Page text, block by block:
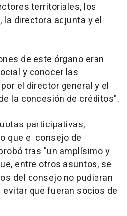
territoriales, los
la directora adjunta y el
de este órgano eran
y conocer las
el director general y el
la concesión de créditos".
participativas,
que el consejo de
tras "un amplísimo y
entre otros asuntos, se
del consejo no pudieran
que fueran socios de